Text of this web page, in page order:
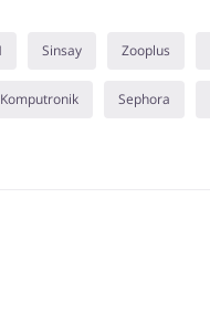
Sinsay Zooplus
Komputronik Sephora